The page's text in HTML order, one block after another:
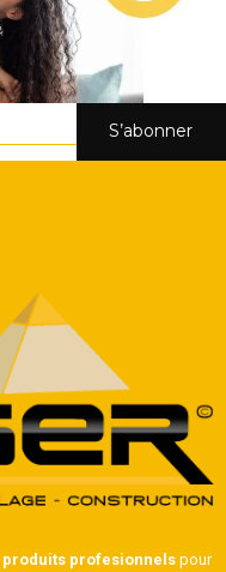
S’abonner
produits profesionnelspour